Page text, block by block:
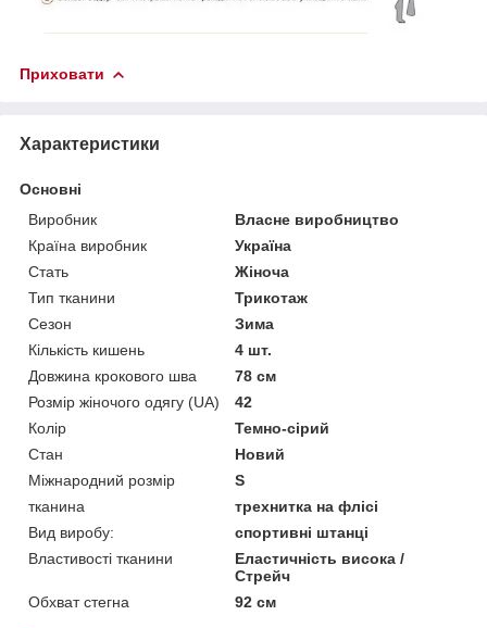
Приховати
Характеристики
Основні
Виробник
Власне виробництво
Країна виробник
Україна
Стать
Жіноча
Тип тканини
Трикотаж
Сезон
Зима
Кількість кишень
4 шт.
Довжина крокового шва
78 см
Розмір жіночого одягу (UA)
42
Колір
Темно-сірий
Стан
Новий
Міжнародний розмір
S
тканина
трехнитка на флісі
Вид виробу:
спортивні штанці
Властивості тканини
Еластичність висока /
Стрейч
Обхват стегна
92 см